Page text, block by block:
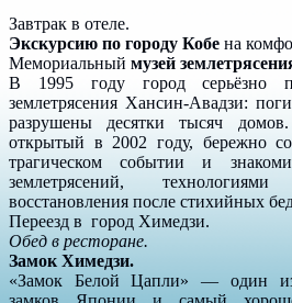
Завтрак в отеле.
Экскурсию по городу Кобе на
Мемориальный музей
В 1995 году город серьёзно
землетрясения Хансин-Авадзи:
разрушены десятки тысяч
открытый в 2002 году, бережно
трагическом событии и
землетрясений,
восстановления после стихийных
Переезд в город Химедзи.
Обед в ресторане.
Замок Химедзи.
«Замок Белой Цапли» — один